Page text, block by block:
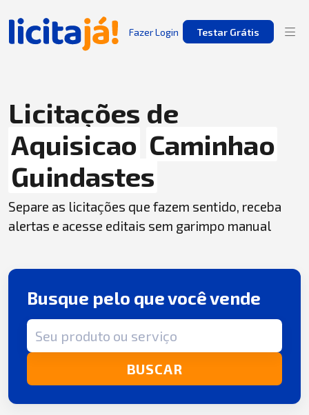
Fazer Login Testar Grátis
Licitações de
Aquisicao Caminhao
Guindastes
Separe as licitações que fazem sentido, receba
alertas e acesse editais sem garimpo manual
Busque pelo que você vende
Termo de busca
BUSCAR